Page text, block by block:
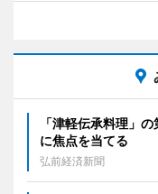
「津軽伝承料理」
に焦点を当てる
弘前経済新聞